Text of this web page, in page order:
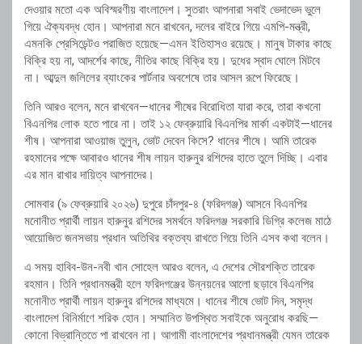
দেওয়ার মতো এক অবিস্মরণীয় বাংলাদেশ। সুতরাং আপনারা সবাই ভেদাভেদ ভুলে
গিয়ে ঐক্যবদ্ধ হোন। আপনারা মনে রাখবেন, দলের বাইরে গিয়ে এমপি-মন্ত্রী,
এমনকি প্রেসিডেন্টও পরাজিত হয়েছে—এমন ইতিহাসও রয়েছে। মানুষ টাকার কাছে
বিক্রি হয় না, আদর্শের কাছে, নীতির কাছে বিক্রি হয়। দুধের স্বাদ ঘোলে মিটবে
না। আব্দুল জলিলের ব্যাংকের পার্টনার অবশেষে তার আসল রূপে ফিরেছে।
তিনি আরও বলেন, মনে রাখবেন—ধানের শীষের বিরোধিতা যারা করে, তারা কখনো
বিএনপির লোক হতে পারে না। তাই ১২ ফেব্রুয়ারি বিএনপির মার্কা একটাই—ধানের
শীষ। আপনারা আওয়াজ তুলুন, ভোট দেবেন কিসে? ধানের শীষে। আমি তারেক
রহমানের পক্ষে আবারও ধানের শীষ লায়ন হারুনুর রশিদের হাতে তুলে দিচ্ছি। এবার
এর মান রাখার দায়িত্ব আপনাদের।
সোমবার (৯ ফেব্রুয়ারি ২০২৬) দুপুরে চাঁদপুর-৪ (ফরিদগঞ্জ) আসনে বিএনপির
মনোনীত প্রার্থী লায়ন হারুনুর রশিদের সমর্থনে ফরিদগঞ্জ সরকারি ডিগ্রি কলেজ মাঠে
আয়োজিত জনসভায় প্রধান অতিথির বক্তব্য রাখতে গিয়ে তিনি এসব কথা বলেন।
এ সময় হাবিব-উন-নবী খান সোহেল আরও বলেন, এ দেশের সৌরশক্তি তারেক
রহমান। তিনি প্রধানমন্ত্রী হলে ফরিদগঞ্জের উন্নয়নের আলো ছড়াবে বিএনপির
মনোনীত প্রার্থী লায়ন হারুনুর রশিদের মাধ্যমে। ধানের শীষে ভোট দিন, সমৃদ্ধ
বাংলাদেশ বিনির্মাণে শরিক হোন। সম্মানিত উপস্থিত সবাইকে অনুরোধ করছি—
কোনো বিভ্রান্তিতে পা রাখবেন না। আগামী বাংলাদেশের প্রধানমন্ত্রী যেমন তারেক